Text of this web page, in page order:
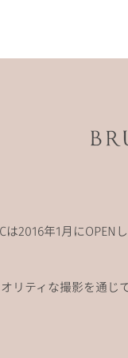
は2016年1月にOPENし
リティな撮影を通じ